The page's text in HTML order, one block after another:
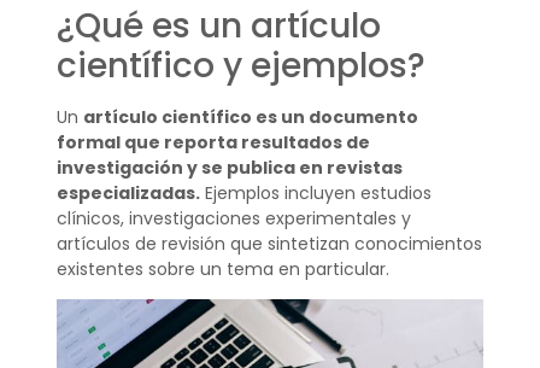
¿Qué es un artículo
científico y ejemplos?
Un artículo científico es un documento
formal que reporta resultados de
investigación y se publica en revistas
especializadas.Ejemplos incluyen estudios
clínicos, investigaciones experimentales y
artículos de revisión que sintetizan conocimientos
existentes sobre un tema en particular.